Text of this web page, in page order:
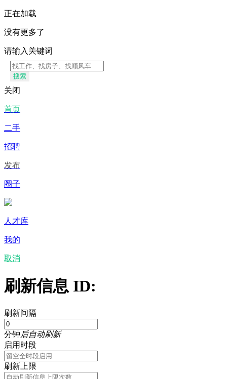
正在加载
没有更多了
请输入关键词
搜索
关闭
首页
二手
招聘
发布
圈子
人才库
我的
取消
刷新信息 ID:
刷新间隔
分钟后自动刷新
启用时段
刷新上限